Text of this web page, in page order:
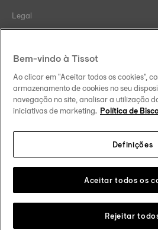
Legal
Help and contacts
Our commitments
Follow us on
Change country
Bem-vindo à Tissot
Ao clicar em "Aceitar todos os cookies",
armazenamento de cookies no seu
navegação no site, analisar a utilização
iniciativas de marketing. Política de
Definições
Rejeitar
Aceitar todos os